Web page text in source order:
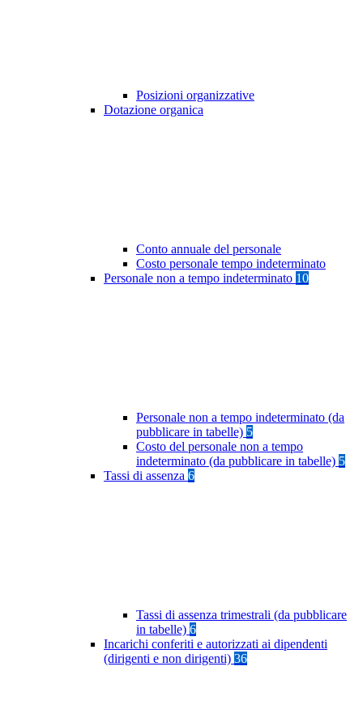
Posizioni organizzative
Dotazione organica
Conto annuale del personale
Costo personale tempo indeterminato
Personale non a tempo indeterminato 10
Personale non a tempo indeterminato (da
pubblicare in tabelle) 5
Costo del personale non a tempo
indeterminato (da pubblicare in tabelle) 5
Tassi di assenza 6
Tassi di assenza trimestrali (da pubblicare
in tabelle) 6
Incarichi conferiti e autorizzati ai dipendenti
(dirigenti e non dirigenti) 36